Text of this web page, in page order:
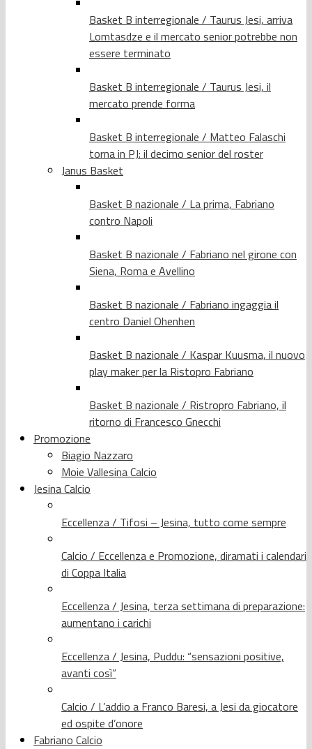
Basket B interregionale / Taurus Jesi, arriva
Lomtasdze e il mercato senior potrebbe non
essere terminato
Basket B interregionale / Taurus Jesi, il
mercato prende forma
Basket B interregionale / Matteo Falaschi
torna in PJ: il decimo senior del roster
Janus Basket
Basket B nazionale / La prima, Fabriano
contro Napoli
Basket B nazionale / Fabriano nel girone con
Siena, Roma e Avellino
Basket B nazionale / Fabriano ingaggia il
centro Daniel Ohenhen
Basket B nazionale / Kaspar Kuusma, il nuovo
play maker per la Ristopro Fabriano
Basket B nazionale / Ristropro Fabriano, il
ritorno di Francesco Gnecchi
Promozione
Biagio Nazzaro
Moie Vallesina Calcio
Jesina Calcio
Eccellenza / Tifosi – Jesina, tutto come sempre
Calcio / Eccellenza e Promozione, diramati i calendari
di Coppa Italia
Eccellenza / Jesina, terza settimana di preparazione:
aumentano i carichi
Eccellenza / Jesina, Puddu: “sensazioni positive,
avanti così”
Calcio / L’addio a Franco Baresi, a Jesi da giocatore
ed ospite d’onore
Fabriano Calcio